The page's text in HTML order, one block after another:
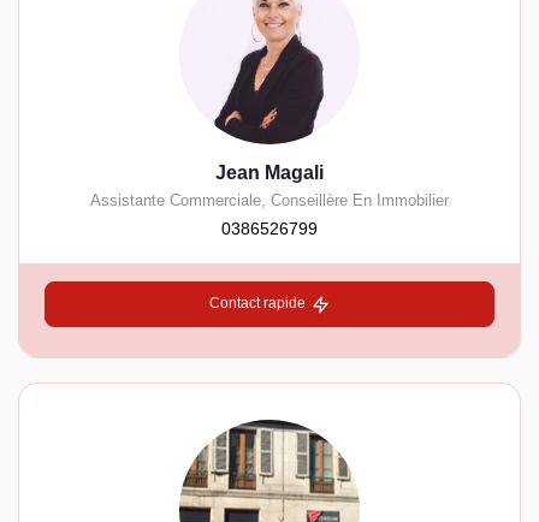
Jean Magali
Assistante Commerciale, Conseillère En Immobilier
0386526799
Contact rapide